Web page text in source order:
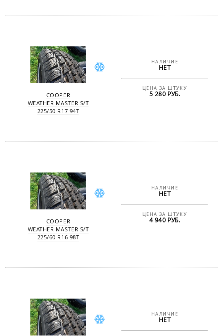
COOPER
WEATHER MASTER S/T
225/50 R17 94T
НАЛИЧИЕ
НЕТ
ЦЕНА ЗА ШТУКУ
5 280 РУБ.
COOPER
WEATHER MASTER S/T
225/60 R16 98T
НАЛИЧИЕ
НЕТ
ЦЕНА ЗА ШТУКУ
4 940 РУБ.
НАЛИЧИЕ
НЕТ